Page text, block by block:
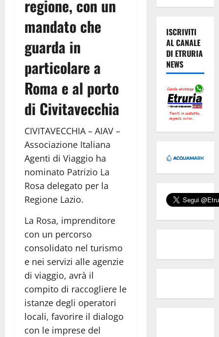
regione, con un
mandato che
guarda in
particolare a
Roma e al porto
di Civitavecchia
CIVITAVECCHIA – AIAV –
Associazione Italiana
Agenti di Viaggio ha
nominato Patrizio La
Rosa delegato per la
Regione Lazio.
La Rosa, imprenditore
con un percorso
consolidato nel turismo
e nei servizi alle agenzie
di viaggio, avrà il
compito di raccogliere le
istanze degli operatori
locali, favorire il dialogo
con le imprese del
ISCRIVITI
AL CANALE
DI ETRURIA
NEWS